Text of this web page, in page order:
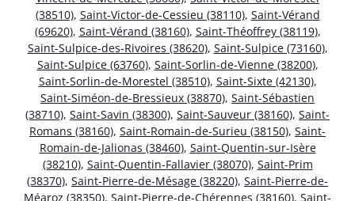
(38510), Saint-Victor-de-Cessieu (38110), Saint-Vérand
(69620), Saint-Vérand (38160), Saint-Théoffrey (38119),
Saint-Sulpice-des-Rivoires (38620), Saint-Sulpice (73160),
Saint-Sulpice (63760), Saint-Sorlin-de-Vienne (38200),
Saint-Sorlin-de-Morestel (38510), Saint-Sixte (42130),
Saint-Siméon-de-Bressieux (38870), Saint-Sébastien
(38710), Saint-Savin (38300), Saint-Sauveur (38160), Saint-
Romans (38160), Saint-Romain-de-Surieu (38150), Saint-
Romain-de-Jalionas (38460), Saint-Quentin-sur-Isère
(38210), Saint-Quentin-Fallavier (38070), Saint-Prim
(38370), Saint-Pierre-de-Mésage (38220), Saint-Pierre-de-
Méaroz (38350), Saint-Pierre-de-Chérennes (38160), Saint-